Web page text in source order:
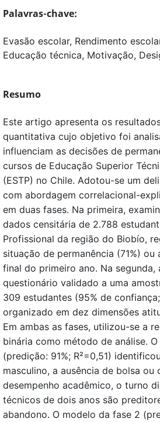
Palavras-chave:
Evasão escolar, Rendimento
Educação técnica, Motivação,
Resumo
Este artigo apresenta os
quantitativa cujo objetivo foi
influenciam as decisões de
cursos de Educação Superior
(ESTP) no Chile. Adotou-se um
com abordagem correlacional-
em duas fases. Na primeira,
dados censitária de 2.788
Profissional da região do Biobío,
situação de permanência (71%) ou
final do primeiro ano. Na segunda,
questionário validado a uma
309 estudantes (95% de
organizado em dez dimensões
Em ambas as fases, utilizou-se a
binária como método de análise.
(predição: 91%; R²=0,51)
masculino, a ausência de bolsa ou
desempenho acadêmico, o turno
técnicos de dois anos são
abandono. O modelo da fase 2